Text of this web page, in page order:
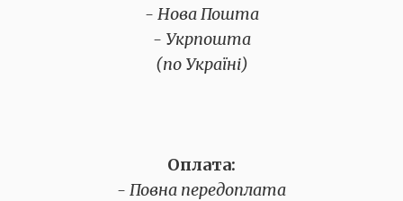
- Нова Пошта
- Укрпошта
(по Україні)
Оплата:
- Повна передоплата